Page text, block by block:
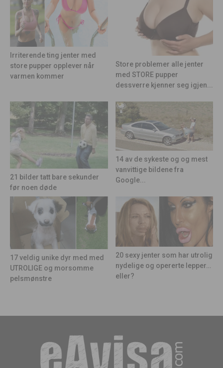
Irriterende ting jenter med
store pupper opplever når
varmen kommer
Store problemer alle jenter
med STORE pupper
dessverre kjenner seg igjen...
21 bilder tatt bare sekunder
før noen døde
14 av de sykeste og og mest
vanvittige bildene fra
Google...
17 veldig unike dyr med med
UTROLIGE og morsomme
pelsmønstre
20 sexy jenter som har utrolig
nydelige og opererte lepper…
eller?